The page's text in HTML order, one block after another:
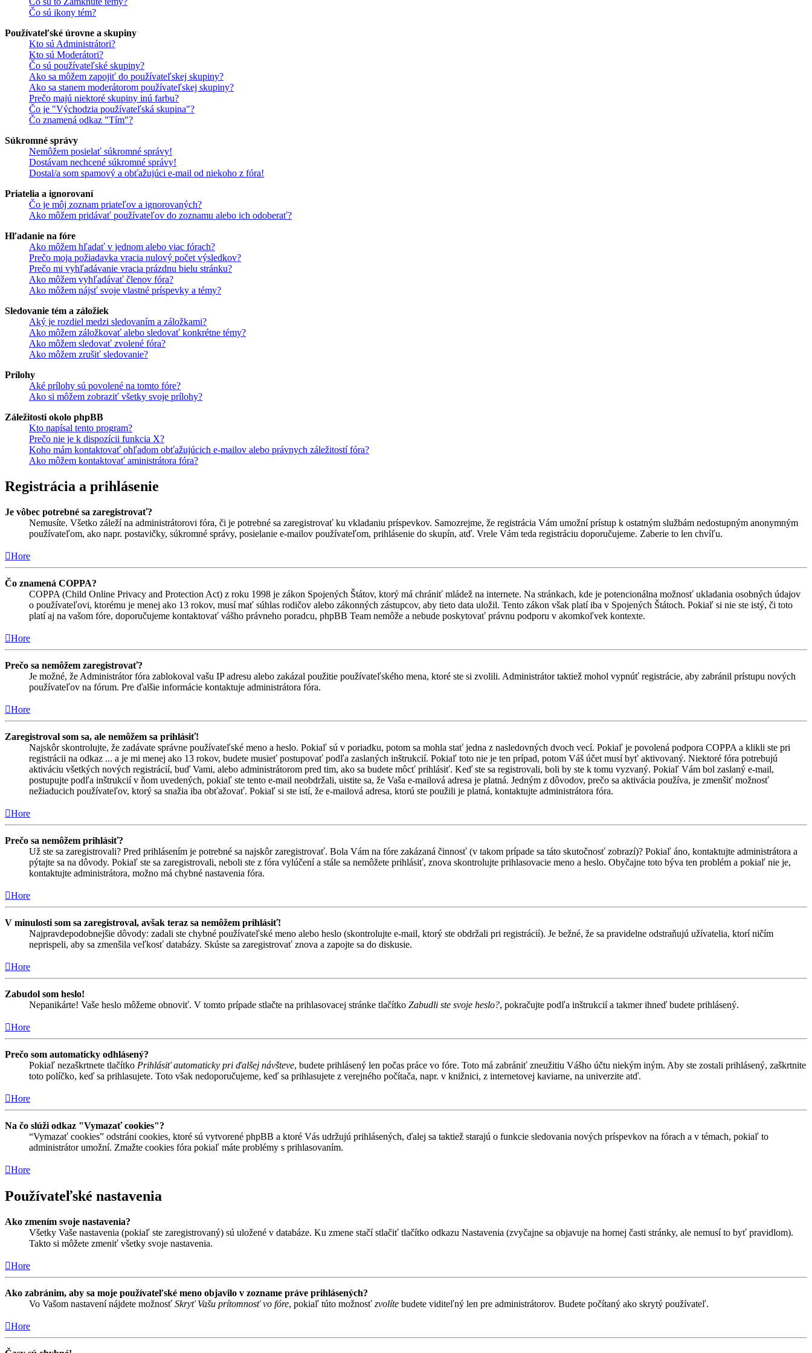
Čo sú ikony tém?
Používateľské úrovne a skupiny
Kto sú Administrátori?
Kto sú Moderátori?
Čo sú používateľské skupiny?
Ako sa môžem zapojiť do používateľskej skupiny?
Ako sa stanem moderátorom používateľskej skupiny?
Prečo majú niektoré skupiny inú farbu?
Čo je "Východzia používateľská skupina"?
Čo znamená odkaz "Tím"?
Súkromné správy
Nemôžem posielať súkromné správy!
Dostávam nechcené súkromné správy!
Dostal/a som spamový a obťažujúci e-mail od niekoho z fóra!
Priatelia a ignorovaní
Čo je môj zoznam priateľov a ignorovaných?
Ako môžem pridávať používateľov do zoznamu alebo ich odoberať?
Hľadanie na fóre
Ako môžem hľadať v jednom alebo viac fórach?
Prečo moja požiadavka vracia nulový počet výsledkov?
Prečo mi vyhľadávanie vracia prázdnu bielu stránku?
Ako môžem vyhľadávať členov fóra?
Ako môžem nájsť svoje vlastné príspevky a témy?
Sledovanie tém a záložiek
Aký je rozdiel medzi sledovaním a záložkami?
Ako môžem záložkovať alebo sledovať konkrétne témy?
Ako môžem sledovať zvolené fóra?
Ako môžem zrušiť sledovanie?
Prílohy
Aké prílohy sú povolené na tomto fóre?
Ako si môžem zobraziť všetky svoje prílohy?
Záležitosti okolo phpBB
Kto napísal tento program?
Prečo nie je k dispozícii funkcia X?
Koho mám kontaktovať ohľadom obťažujúcich e-mailov alebo právnych záležitostí fóra?
Ako môžem kontaktovať aministrátora fóra?
Registrácia a prihlásenie
Je vôbec potrebné sa zaregistrovať?
Nemusíte. Všetko záleží na administrátorovi fóra, či je potrebné sa zaregistrovať ku vkladaniu príspevkov. Samozrejme, že registrácia Vám umožní prístup k ostatným službám nedostupným anonymným
používateľom, ako napr. postavičky, súkromné správy, posielanie e-mailov používateľom, prihlásenie do skupín, atď. Vrele Vám teda registráciu doporučujeme. Zaberie to len chvíľu.
Hore
Čo znamená COPPA?
COPPA (Child Online Privacy and Protection Act) z roku 1998 je zákon Spojených Štátov, ktorý má chrániť mládež na internete. Na stránkach, kde je potencionálna možnosť ukladania osobných údajov
o používateľovi, ktorému je menej ako 13 rokov, musí mať súhlas rodičov alebo zákonných zástupcov, aby tieto data uložil. Tento zákon však platí iba v Spojených Štátoch. Pokiaľ si nie ste istý, či toto
platí aj na vašom fóre, doporučujeme kontaktovať vášho právneho poradcu, phpBB Team nemôže a nebude poskytovať právnu podporu v akomkoľvek kontexte.
Hore
Prečo sa nemôžem zaregistrovať?
Je možné, že Administrátor fóra zablokoval vašu IP adresu alebo zakázal použitie používateľského mena, ktoré ste si zvolili. Administrátor taktiež mohol vypnúť registrácie, aby zabránil prístupu nových
používateľov na fórum. Pre ďalšie informácie kontaktuje administrátora fóra.
Hore
Zaregistroval som sa, ale nemôžem sa prihlásiť!
Najskôr skontrolujte, že zadávate správne používateľské meno a heslo. Pokiaľ sú v poriadku, potom sa mohla stať jedna z nasledovných dvoch vecí. Pokiaľ je povolená podpora COPPA a klikli ste pri
registrácii na odkaz ... a je mi menej ako 13 rokov, budete musieť postupovať podľa zaslaných inštrukcií. Pokiaľ toto nie je ten prípad, potom Váš účet musí byť aktivovaný. Niektoré fóra potrebujú
aktiváciu všetkých nových registrácií, buď Vami, alebo administrátorom pred tim, ako sa budete môcť prihlásiť. Keď ste sa registrovali, boli by ste k tomu vyzvaný. Pokiaľ Vám bol zaslaný e-mail,
postupujte podľa inštrukcií v ňom uvedených, pokiaľ ste tento e-mail neobdržali, uistite sa, že Vaša e-mailová adresa je platná. Jedným z dôvodov, prečo sa aktivácia používa, je zmenšiť možnosť
nežiaducich používateľov, ktorý sa snažia iba obťažovať. Pokiaľ si ste istí, že e-mailová adresa, ktorú ste použili je platná, kontaktujte administrátora fóra.
Hore
Prečo sa nemôžem prihlásiť?
Už ste sa zaregistrovali? Pred prihlásením je potrebné sa najskôr zaregistrovať. Bola Vám na fóre zakázaná činnosť (v takom prípade sa táto skutočnosť zobrazí)? Pokiaľ áno, kontaktujte administrátora a
pýtajte sa na dôvody. Pokiaľ ste sa zaregistrovali, neboli ste z fóra vylúčení a stále sa nemôžete prihlásiť, znova skontrolujte prihlasovacie meno a heslo. Obyčajne toto býva ten problém a pokiaľ nie je,
kontaktujte administrátora, možno má chybné nastavenia fóra.
Hore
V minulosti som sa zaregistroval, avšak teraz sa nemôžem prihlásiť!
Najpravdepodobnejšie dôvody: zadali ste chybné používateľské meno alebo heslo (skontrolujte e-mail, ktorý ste obdržali pri registrácií). Je bežné, že sa pravidelne odstraňujú užívatelia, ktorí ničím
neprispeli, aby sa zmenšila veľkosť databázy. Skúste sa zaregistrovať znova a zapojte sa do diskusie.
Hore
Zabudol som heslo!
Nepanikárte! Vaše heslo môžeme obnoviť. V tomto prípade stlačte na prihlasovacej stránke tlačítko Zabudli ste svoje heslo?, pokračujte podľa inštrukcií a takmer ihneď budete prihlásený.
Hore
Prečo som automaticky odhlásený?
Pokiaľ nezaškrtnete tlačítko Prihlásiť automaticky pri ďalšej návšteve, budete prihlásený len počas práce vo fóre. Toto má zabrániť zneužitiu Vášho účtu niekým iným. Aby ste zostali prihlásený, zaškrtnite
toto políčko, keď sa prihlasujete. Toto však nedoporučujeme, keď sa prihlasujete z verejného počítača, napr. v knižnici, z internetovej kaviarne, na univerzite atď.
Hore
Na čo slúži odkaz "Vymazať cookies"?
“Vymazať cookies” odstráni cookies, ktoré sú vytvorené phpBB a ktoré Vás udržujú prihlásených, ďalej sa taktiež starajú o funkcie sledovania nových príspevkov na fórach a v témach, pokiaľ to
administrátor umožní. Zmažte cookies fóra pokiaľ máte problémy s prihlasovaním.
Hore
Používateľské nastavenia
Ako zmením svoje nastavenia?
Všetky Vaše nastavenia (pokiaľ ste zaregistrovaný) sú uložené v databáze. Ku zmene stačí stlačiť tlačítko odkazu Nastavenia (zvyčajne sa objavuje na hornej časti stránky, ale nemusí to byť pravidlom).
Takto si môžete zmeniť všetky svoje nastavenia.
Hore
Ako zabránim, aby sa moje používateľské meno objavilo v zozname práve prihlásených?
Vo Vašom nastavení nájdete možnosť Skryť Vašu prítomnosť vo fóre, pokiaľ túto možnosť zvolíte budete viditeľný len pre administrátorov. Budete počítaný ako skrytý používateľ.
Hore